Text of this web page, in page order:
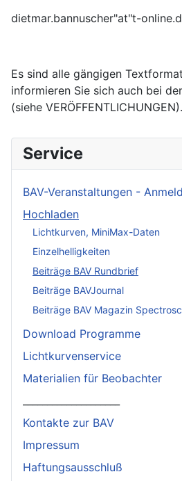
dietmar.bannuscher"at"t-
Es sind alle gängigen
informieren Sie sich auch bei
(siehe VERÖFFENTLICHUNGEN).
Service
BAV-Veranstaltungen -
Hochladen
Lichtkurven, MiniMax-Daten
Einzelhelligkeiten
Beiträge BAV Rundbrief
Beiträge BAVJournal
Beiträge BAV Magazin
Download Programme
Lichtkurvenservice
Materialien für Beobachter
Kontakte zur BAV
Impressum
Haftungsausschluß